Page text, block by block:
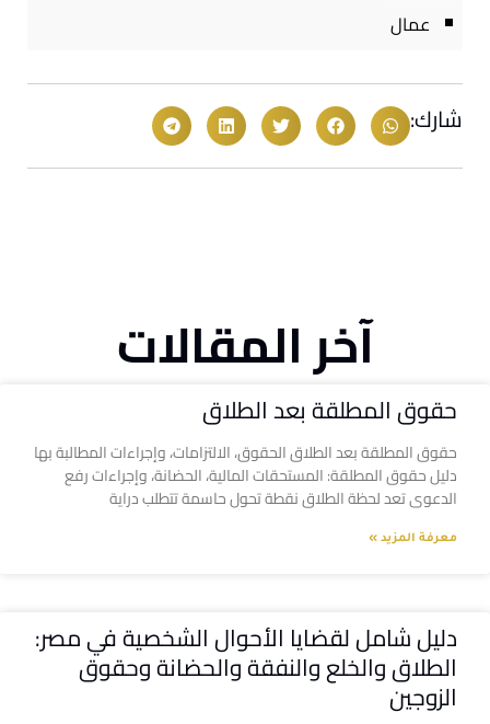
عمال
شارك:
آخر المقالات
حقوق المطلقة بعد الطلاق
حقوق المطلقة بعد الطلاق الحقوق، الالتزامات، وإجراءات المطالبة بها
دليل حقوق المطلقة: المستحقات المالية، الحضانة، وإجراءات رفع
الدعوى تعد لحظة الطلاق نقطة تحول حاسمة تتطلب دراية
معرفة المزيد »
دليل شامل لقضايا الأحوال الشخصية في مصر:
الطلاق والخلع والنفقة والحضانة وحقوق
الزوجين